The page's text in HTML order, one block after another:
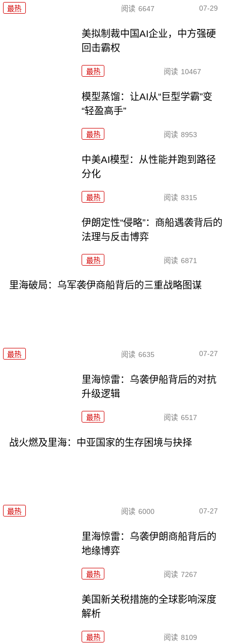
最热 阅读 6647 07-29
美拟制裁中国AI企业，中方强硬
回击霸权
最热 阅读 10467
模型蒸馏：让AI从“巨型学霸”变
“轻盈高手”
最热 阅读 8953
中美AI模型：从性能并跑到路径
分化
最热 阅读 8315
伊朗定性“侵略”：商船遇袭背后的
法理与反击博弈
最热 阅读 6871
里海破局：乌军袭伊商船背后的三重战略图谋
最热 阅读 6635 07-27
里海惊雷：乌袭伊船背后的对抗
升级逻辑
最热 阅读 6517
战火燃及里海：中亚国家的生存困境与抉择
最热 阅读 6000 07-27
里海惊雷：乌袭伊朗商船背后的
地缘博弈
最热 阅读 7267
美国新关税措施的全球影响深度
解析
最热 阅读 8109